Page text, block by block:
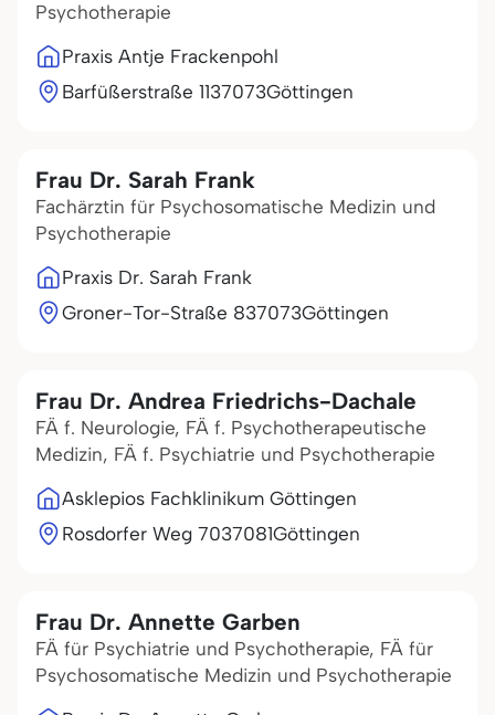
Psychotherapie
Praxis Antje Frackenpohl
Barfüßerstraße 1137073Göttingen
Frau Dr. Sarah Frank
Fachärztin für Psychosomatische Medizin und
Psychotherapie
Praxis Dr. Sarah Frank
Groner-Tor-Straße 837073Göttingen
Frau Dr. Andrea Friedrichs-Dachale
FÄ f. Neurologie, FÄ f. Psychotherapeutische
Medizin, FÄ f. Psychiatrie und Psychotherapie
Asklepios Fachklinikum Göttingen
Rosdorfer Weg 7037081Göttingen
Frau Dr. Annette Garben
FÄ für Psychiatrie und Psychotherapie, FÄ für
Psychosomatische Medizin und Psychotherapie